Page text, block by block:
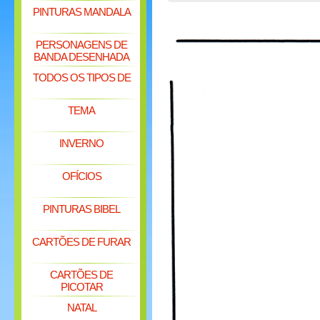
PINTURAS MANDALA
PERSONAGENS DE
BANDA DESENHADA
TODOS OS TIPOS DE
TEMA
INVERNO
OFÍCIOS
PINTURAS BIBEL
CARTÕES DE FURAR
CARTÕES DE
PICOTAR
NATAL